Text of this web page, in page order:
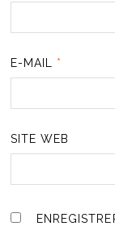
E-MAIL *
SITE WEB